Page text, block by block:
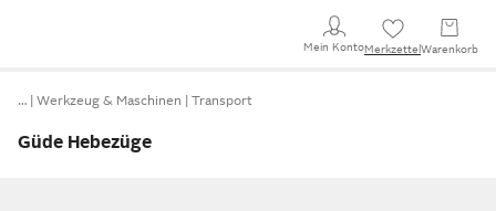
Mein KontoMerkzettel Warenkorb
… Werkzeug & Maschinen Transport
Güde Hebezüge